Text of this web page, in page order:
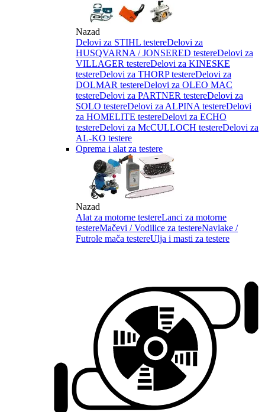
Nazad
Delovi za STIHL testereDelovi za
HUSQVARNA / JONSERED testereDelovi za
VILLAGER testereDelovi za KINESKE
testereDelovi za THORP testereDelovi za
DOLMAR testereDelovi za OLEO MAC
testereDelovi za PARTNER testereDelovi za
SOLO testereDelovi za ALPINA testereDelovi
za HOMELITE testereDelovi za ECHO
testereDelovi za McCULLOCH testereDelovi za
AL-KO testere
Oprema i alat za testere
Nazad
Alat za motorne testereLanci za motorne
testereMačevi / Vodilice za testereNavlake /
Futrole mača testereUlja i masti za testere